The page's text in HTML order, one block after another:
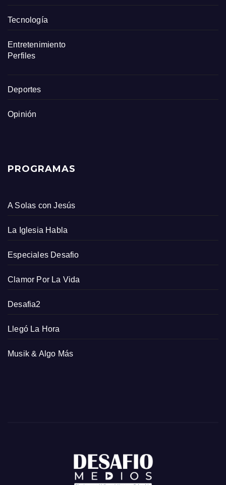
Tecnología
Entretenimiento
Perfiles
Deportes
Opinión
PROGRAMAS
A Solas con Jesús
La Iglesia Habla
Especiales Desafio
Clamor Por La Vida
Desafia2
Llegó La Hora
Musik & Algo Más